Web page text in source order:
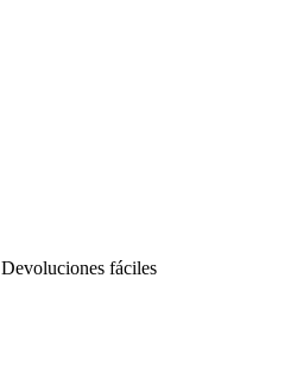
Devoluciones fáciles